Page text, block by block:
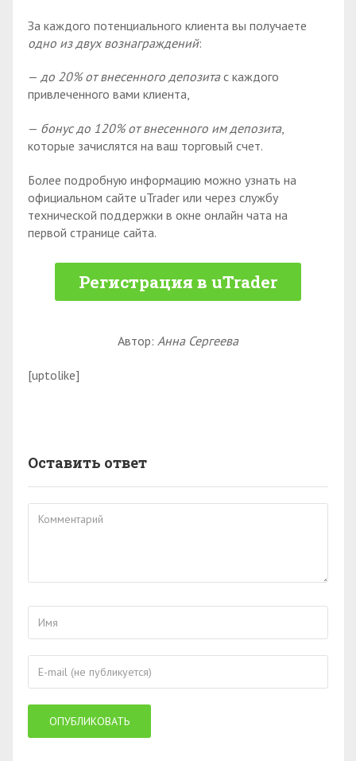
За каждого потенциального клиента вы получаете
одно из двух вознаграждений:
— до 20% от внесенного депозитас каждого
привлеченного вами клиента,
— бонус до 120% от внесенного им депозита,
которые зачислятся на ваш торговый счет.
Более подробную информацию можно узнать на
официальном сайте uTrader или через службу
технической поддержки в окне онлайн чата на
первой странице сайта.
Регистрация в uTrader
Автор: Анна Сергеева
[uptolike]
Оставить ответ